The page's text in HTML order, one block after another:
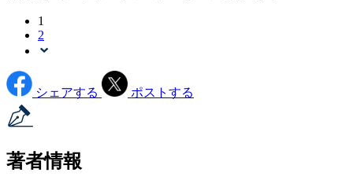
1
2
シェアする ポストする
著者情報